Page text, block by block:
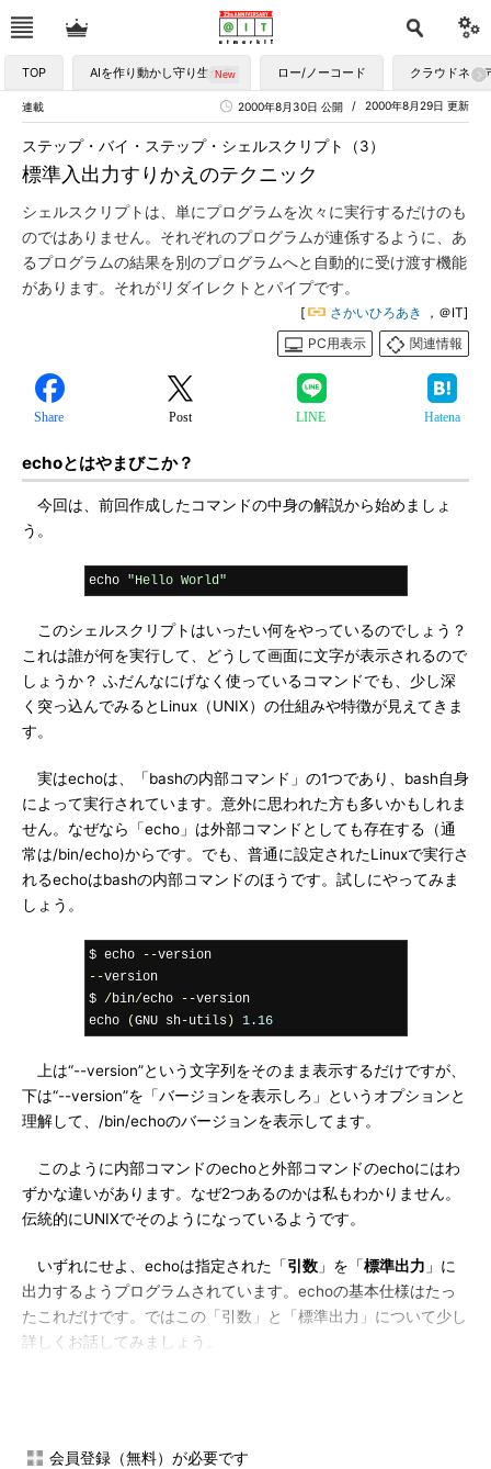
TOP AIを作り動かし守り生かす ロー/ノーコード クラウドネイ
連載 2000年8月29日 更新
2000年8月30日 公開
標準入出力すりかえのテクニック
ステップ・バイ・ステップ・シェルスクリプト（3）
シェルスクリプトは、単にプログラムを次々に実行するだけのも
のではありません。それぞれのプログラムが連係するように、あ
るプログラムの結果を別のプログラムへと自動的に受け渡す機能
があります。それがリダイレクトとパイプです。
[ さかいひろあき
，＠IT]
PC用表示
関連情報
Share Post LINE Hatena
echoとはやまびこか？
今回は、前回作成したコマンドの中身の解説から始めましょ
う。
echo "Hello World"
このシェルスクリプトはいったい何をやっているのでしょう？
これは誰が何を実行して、どうして画面に文字が表示されるので
しょうか？ ふだんなにげなく使っているコマンドでも、少し深
く突っ込んでみるとLinux（UNIX）の仕組みや特徴が見えてきま
す。
実はechoは、「bashの内部コマンド」の1つであり、bash自身
によって実行されています。意外に思われた方も多いかもしれま
せん。なぜなら「echo」は外部コマンドとしても存在する（通
常は/bin/echo)からです。でも、普通に設定されたLinuxで実行さ
れるechoはbashの内部コマンドのほうです。試しにやってみま
しょう。
$ echo --
version
--version
$ /bin/echo --version
echo
(GNU sh-utils) 1.16
上は“--version”という文字列をそのまま表示するだけですが、
下は“--version”を「バージョンを表示しろ」というオプションと
理解して、/bin/echoのバージョンを表示してます。
このように内部コマンドのechoと外部コマンドのechoにはわ
ずかな違いがあります。なぜ2つあるのかは私もわかりません。
伝統的にUNIXでそのようになっているようです。
いずれにせよ、echoは指定された「引数 」を「標準出力 」に
出力するようプログラムされています。echoの基本仕様はたっ
たこれだけです。ではこの「引数」と「標準出力」について少し
詳しくお話してみましょう。
ペースを空けて）書かれるもののことです。引数を指定すること
会員登録（無料）が必要です